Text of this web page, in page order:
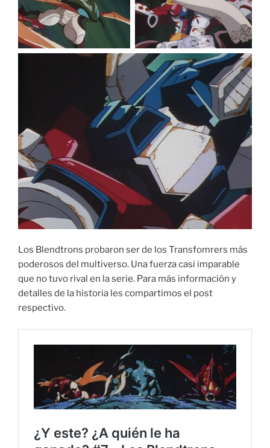
Los Blendtrons probaron ser de los Transfomrers más
poderosos del multiverso. Una fuerza casi imparable
que no tuvo rival en la serie. Para más información y
detalles de la historia les compartimos el post
respectivo.